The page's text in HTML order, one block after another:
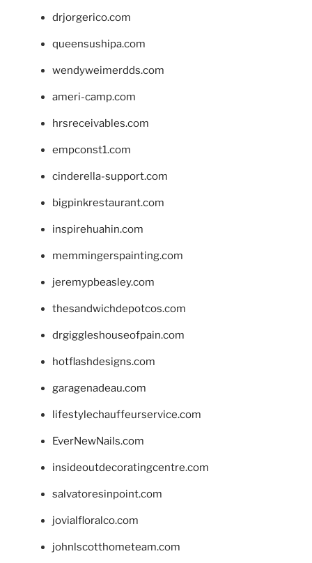
drjorgerico.com
queensushipa.com
wendyweimerdds.com
ameri-camp.com
hrsreceivables.com
empconst1.com
cinderella-support.com
bigpinkrestaurant.com
inspirehuahin.com
memmingerspainting.com
jeremypbeasley.com
thesandwichdepotcos.com
drgiggleshouseofpain.com
hotflashdesigns.com
garagenadeau.com
lifestylechauffeurservice.com
EverNewNails.com
insideoutdecoratingcentre.com
salvatoresinpoint.com
jovialfloralco.com
johnlscotthometeam.com